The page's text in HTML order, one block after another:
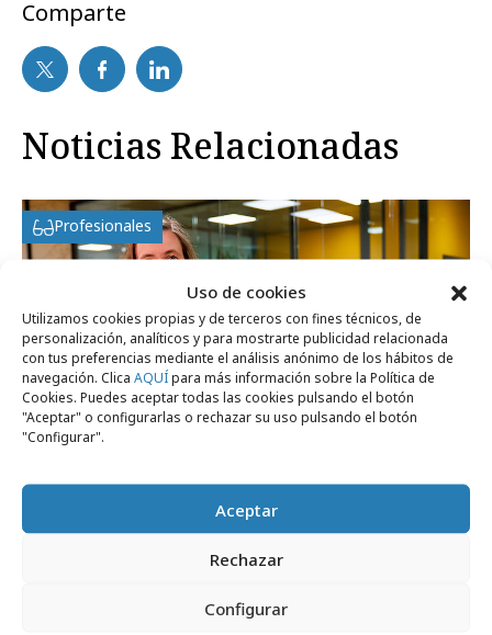
Uso de cookies
Utilizamos cookies propias y de terceros con fines técnicos, de
personalización, analíticos y para mostrarte publicidad relacionada
con tus preferencias mediante el análisis anónimo de los hábitos de
navegación. Clica AQUÍpara más información sobre la Política de
Cookies. Puedes aceptar todas las cookies pulsando el botón
"Aceptar" o configurarlas o rechazar su uso pulsando el botón
"Configurar".
Aceptar
Rechazar
Configurar
Comparte
Noticias Relacionadas
Profesionales
jueves, 26 de marzo 2026
Cheil Spain anuncia la incorporación de